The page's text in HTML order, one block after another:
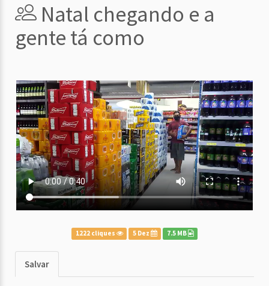
Natal chegando e a
gente tá como
1222 cliques 5 Dez 7.5 MB
Salvar